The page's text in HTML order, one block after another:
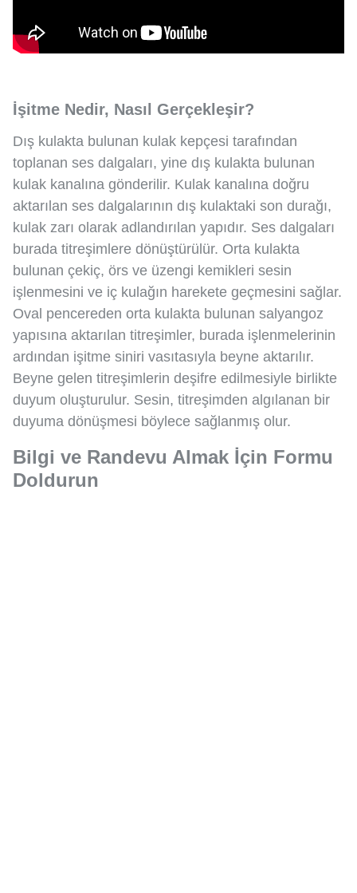
İşitme Nedir, Nasıl Gerçekleşir?
Dış kulakta bulunan kulak kepçesi tarafından
toplanan ses dalgaları, yine dış kulakta bulunan
kulak kanalına gönderilir. Kulak kanalına doğru
aktarılan ses dalgalarının dış kulaktaki son durağı,
kulak zarı olarak adlandırılan yapıdır. Ses dalgaları
burada titreşimlere dönüştürülür. Orta kulakta
bulunan çekiç, örs ve üzengi kemikleri sesin
işlenmesini ve iç kulağın harekete geçmesini sağlar.
Oval pencereden orta kulakta bulunan salyangoz
yapısına aktarılan titreşimler, burada işlenmelerinin
ardından işitme siniri vasıtasıyla beyne aktarılır.
Beyne gelen titreşimlerin deşifre edilmesiyle birlikte
duyum oluşturulur. Sesin, titreşimden algılanan bir
duyuma dönüşmesi böylece sağlanmış olur.
Bilgi ve Randevu Almak İçin Formu
Doldurun